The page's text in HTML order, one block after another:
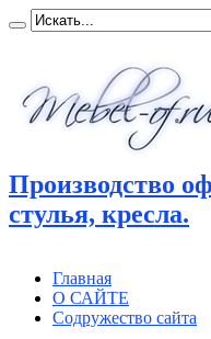
Производство
стулья, кресла.
Главная
О САЙТЕ
Содружество сайта